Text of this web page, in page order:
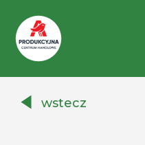
Auchanwstecz